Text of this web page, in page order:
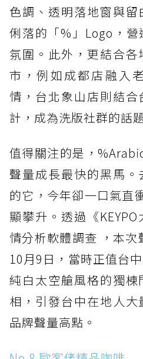
色調、透明落地窗與
俐落的「%」Logo，
氛圍。此外，更結合
市，例如成都店融入
情，台北象山店則結
計，成為洗版社群的話
值得關注的是，
聲量成長最快的黑馬
的它，今年卻一口氣直
顯攀升。透過《
情分析軟體調查 ，本
10月9日，當時正值台
純白太空艙風格的獨
相，引發台中在地人
品牌聲量高點。